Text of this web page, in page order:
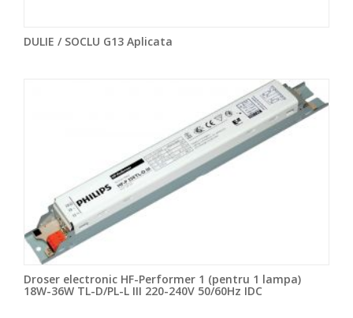
DULIE / SOCLU G13 Aplicata
Droser electronic HF-Performer 1 (pentru 1 lampa)
18W-36W TL-D/PL-L III 220-240V 50/60Hz IDC